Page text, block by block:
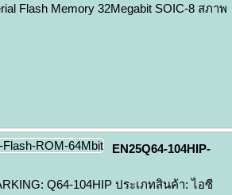
Flash Memory 32Megabit SOIC-8 สภาพ
EN25Q64-104HIP-
Q64-104HIP ประเภทสินค้า: ไอซี